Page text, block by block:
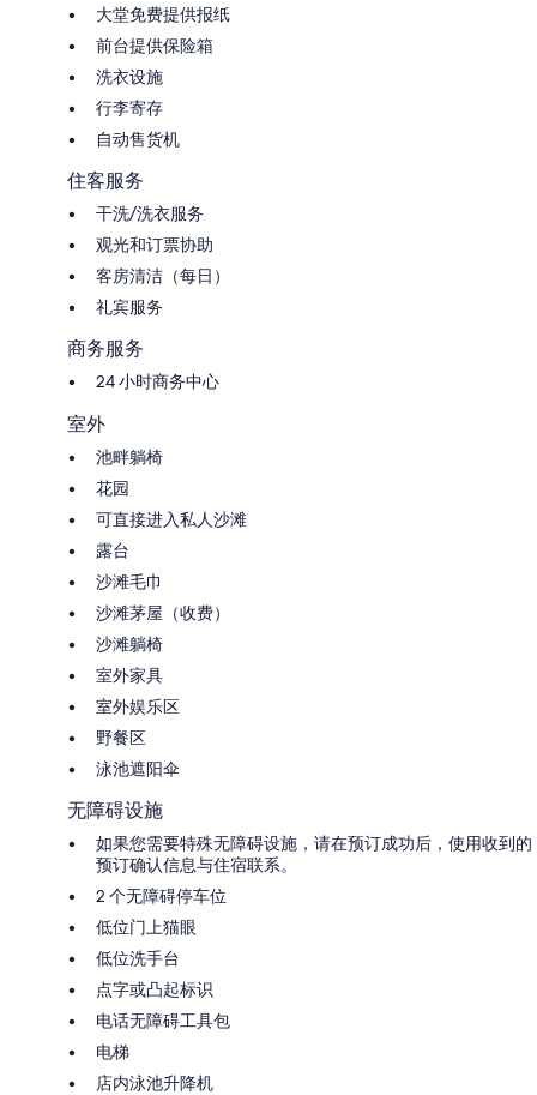
大堂免费提供报纸
前台提供保险箱
洗衣设施
行李寄存
自动售货机
住客服务
干洗/洗衣服务
观光和订票协助
客房清洁（每日）
礼宾服务
商务服务
24 小时商务中心
室外
池畔躺椅
花园
可直接进入私人沙滩
露台
沙滩毛巾
沙滩茅屋（收费）
沙滩躺椅
室外家具
室外娱乐区
野餐区
泳池遮阳伞
无障碍设施
如果您需要特殊无障碍设施，请在预订成功后，使用收到的
预订确认信息与住宿联系。
2 个无障碍停车位
低位门上猫眼
低位洗手台
点字或凸起标识
电话无障碍工具包
电梯
店内泳池升降机